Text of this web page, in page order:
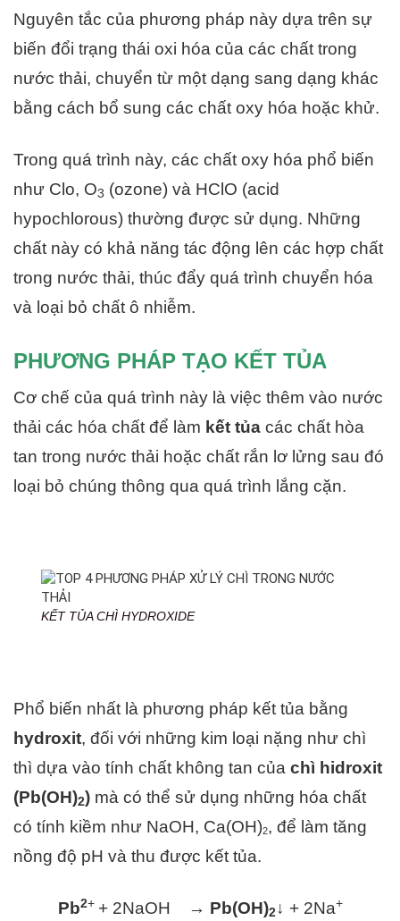
Nguyên tắc của phương pháp này dựa trên sự
biến đổi trạng thái oxi hóa của các chất trong
nước thải, chuyển từ một dạng sang dạng khác
bằng cách bổ sung các chất oxy hóa hoặc khử.
Trong quá trình này, các chất oxy hóa phổ biến
như Clo, O3 (ozone) và HClO (acid
hypochlorous) thường được sử dụng. Những
chất này có khả năng tác động lên các hợp chất
trong nước thải, thúc đẩy quá trình chuyển hóa
và loại bỏ chất ô nhiễm.
PHƯƠNG PHÁP TẠO KẾT TỦA
Cơ chế của quá trình này là việc thêm vào nước
thải các hóa chất để làm kết tủa các chất hòa
tan trong nước thải hoặc chất rắn lơ lửng sau đó
loại bỏ chúng thông qua quá trình lắng cặn.
KẾT TỦA CHÌ HYDROXIDE
Phổ biến nhất là phương pháp kết tủa bằng
hydroxit, đối với những kim loại nặng như chì
thì dựa vào tính chất không tan của chì hidroxit
(Pb(OH)2) mà có thể sử dụng những hóa chất
có tính kiềm như NaOH, Ca(OH)2, để làm tăng
nồng độ pH và thu được kết tủa.
Pb2+ + 2NaOH → Pb(OH)2↓ + 2Na+